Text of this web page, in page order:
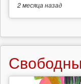
2 месяцаназад